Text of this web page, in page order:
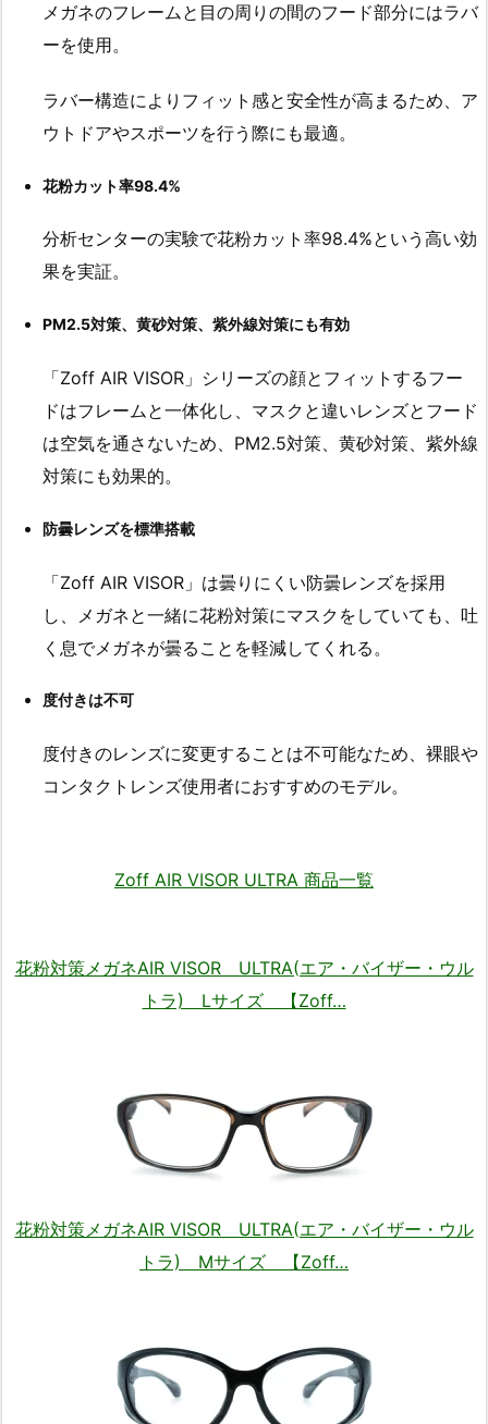
メガネのフレームと目の周りの間のフード部分にはラバ
ーを使用。
ラバー構造によりフィット感と安全性が高まるため、ア
ウトドアやスポーツを行う際にも最適。
花粉カット率98.4%
分析センターの実験で花粉カット率98.4%という高い効
果を実証。
PM2.5対策、黄砂対策、紫外線対策にも有効
「Zoff AIR VISOR」シリーズの顔とフィットするフー
ドはフレームと一体化し、マスクと違いレンズとフード
は空気を通さないため、PM2.5対策、黄砂対策、紫外線
対策にも効果的。
防曇レンズを標準搭載
「Zoff AIR VISOR」は曇りにくい防曇レンズを採用
し、メガネと一緒に花粉対策にマスクをしていても、吐
く息でメガネが曇ることを軽減してくれる。
度付きは不可
度付きのレンズに変更することは不可能なため、裸眼や
コンタクトレンズ使用者におすすめのモデル。
Zoff AIR VISOR ULTRA 商品一覧
花粉対策メガネAIR VISOR ULTRA(エア・バイザー・ウル
トラ) Lサイズ 【Zoff…
花粉対策メガネAIR VISOR ULTRA(エア・バイザー・ウル
トラ) Mサイズ 【Zoff…